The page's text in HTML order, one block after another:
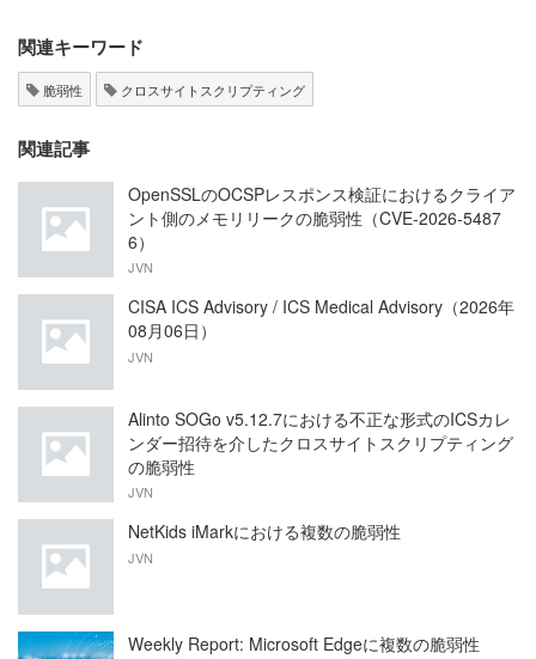
関連キーワード
脆弱性 クロスサイトスクリプティング
関連記事
OpenSSLのOCSPレスポンス検証におけるクライア
ント側のメモリリークの脆弱性（CVE-2026-5487
6）
JVN
CISA ICS Advisory / ICS Medical Advisory（2026年
08月06日）
JVN
Alinto SOGo v5.12.7における不正な形式のICSカレ
ンダー招待を介したクロスサイトスクリプティング
の脆弱性
JVN
NetKids iMarkにおける複数の脆弱性
JVN
Weekly Report: Microsoft Edgeに複数の脆弱性